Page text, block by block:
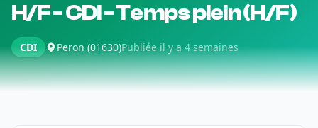
H/F - CDI - Temps plein (H/F)
CDI Peron (01630)Publiée il y a 4 semaines